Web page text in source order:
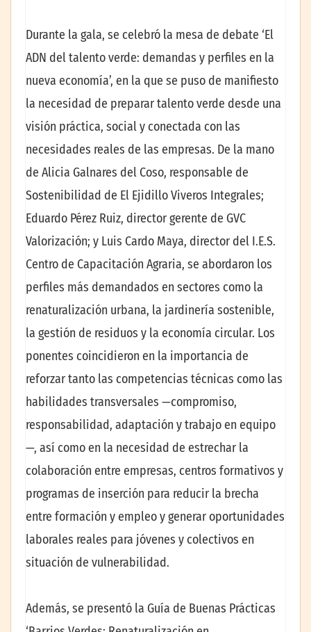
Durante la gala, se celebró la mesa de debate ‘El
ADN del talento verde: demandas y perfiles en la
nueva economía’, en la que se puso de manifiesto
la necesidad de preparar talento verde desde una
visión práctica, social y conectada con las
necesidades reales de las empresas. De la mano
de Alicia Galnares del Coso, responsable de
Sostenibilidad de El Ejidillo Viveros Integrales;
Eduardo Pérez Ruiz, director gerente de GVC
Valorización; y Luis Cardo Maya, director del I.E.S.
Centro de Capacitación Agraria, se abordaron los
perfiles más demandados en sectores como la
renaturalización urbana, la jardinería sostenible,
la gestión de residuos y la economía circular. Los
ponentes coincidieron en la importancia de
reforzar tanto las competencias técnicas como las
habilidades transversales —compromiso,
responsabilidad, adaptación y trabajo en equipo
—, así como en la necesidad de estrechar la
colaboración entre empresas, centros formativos y
programas de inserción para reducir la brecha
entre formación y empleo y generar oportunidades
laborales reales para jóvenes y colectivos en
situación de vulnerabilidad.
Además, se presentó la Guía de Buenas Prácticas